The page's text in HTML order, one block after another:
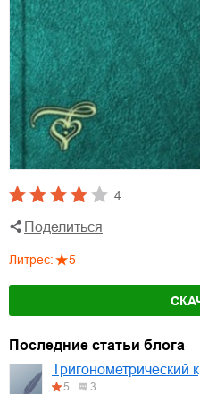
4
Поделиться
Литрес: 5
Последние статьи блога
Тригонометрический
5 3